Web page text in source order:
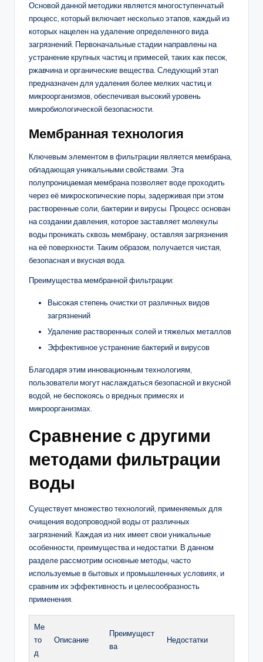
Основой данной методики является многоступенчатый
процесс, который включает несколько этапов, каждый из
которых нацелен на удаление определенного вида
загрязнений. Первоначальные стадии направлены на
устранение крупных частиц и примесей, таких как песок,
ржавчина и органические вещества. Следующий этап
предназначен для удаления более мелких частиц и
микроорганизмов, обеспечивая высокий уровень
микробиологической безопасности.
Мембранная технология
Ключевым элементом в фильтрации является мембрана,
обладающая уникальными свойствами. Эта
полупроницаемая мембрана позволяет воде проходить
через её микроскопические поры, задерживая при этом
растворенные соли, бактерии и вирусы. Процесс основан
на создании давления, которое заставляет молекулы
воды проникать сквозь мембрану, оставляя загрязнения
на её поверхности. Таким образом, получается чистая,
безопасная и вкусная вода.
Преимущества мембранной фильтрации:
Высокая степень очистки от различных видов
загрязнений
Удаление растворенных солей и тяжелых металлов
Эффективное устранение бактерий и вирусов
Благодаря этим инновационным технологиям,
пользователи могут наслаждаться безопасной и вкусной
водой, не беспокоясь о вредных примесях и
микроорганизмах.
Сравнение с другими
методами фильтрации
воды
Существует множество технологий, применяемых для
очищения водопроводной воды от различных
загрязнений. Каждая из них имеет свои уникальные
особенности, преимущества и недостатки. В данном
разделе рассмотрим основные методы, часто
используемые в бытовых и промышленных условиях, и
сравним их эффективность и целесообразность
применения.
Ме
то
д
Описание
Преимущест
ва
Недостатки